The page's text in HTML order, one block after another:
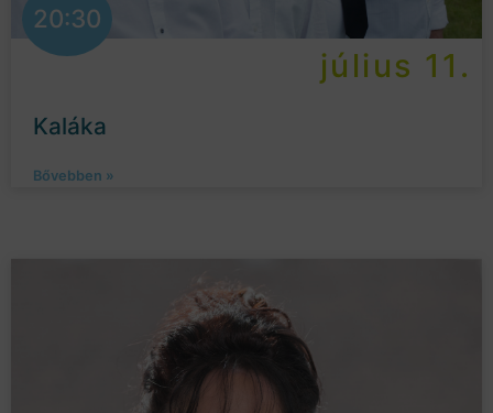
20:30
július 11.
Kaláka
Bővebben »